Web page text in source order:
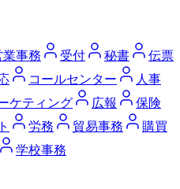
業事務 受付 秘書
伝票
コールセンター
人事
ケティング 広報
保険
労務 貿易事務
購買
学校事務